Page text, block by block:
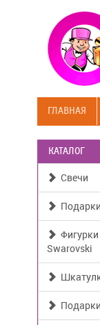
ГЛАВНАЯ
КАТАЛОГ
Свечи
Swarovski